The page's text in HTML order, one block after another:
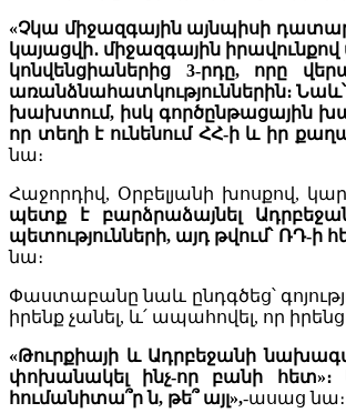
«Չկա միջազգային այնպիսի
կայացվի․ միջազգային
կոնվենցիաներից 3-րդը, որը
առանձնահատկություններին։
խախտում, իսկ գործընթացային
որ տեղի է ունենում ՀՀ-ի և իր
նա։
Հաջորդիվ, Օրբելյանի խոսքով,
պետք է բարձրաձայնել
պետությունների, այդ թվում՝ ՌԴ-ի
նա։
Փաստաբանը նաև ընդգծեց՝
իրենք չանել, և՛ ապահովել, որ
«Թուրքիայի և Ադրբեջանի
փոխանակել ինչ-որ բանի
հումանիտա՞ր ն, թե՞ այլ»,-ասաց նա։